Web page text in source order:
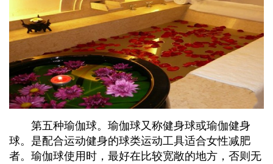
第五种瑜伽球。瑜伽球又称健身球或瑜伽健身
球。是配合运动健身的球类运动工具适合女性减肥
者。瑜伽球使用时，最好在比较宽敞的地方，否则无